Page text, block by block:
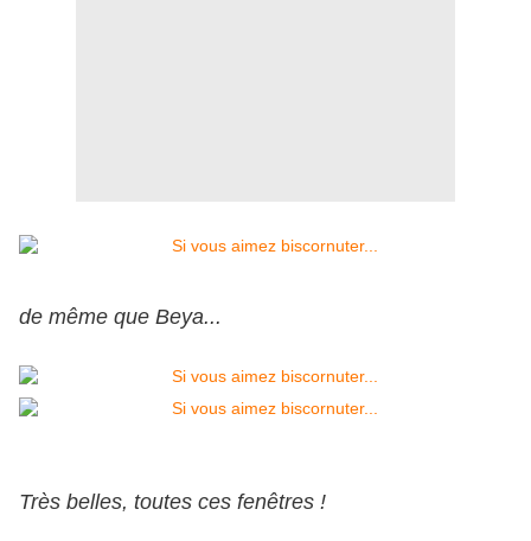
de même que Beya...
Très belles, toutes ces fenêtres !